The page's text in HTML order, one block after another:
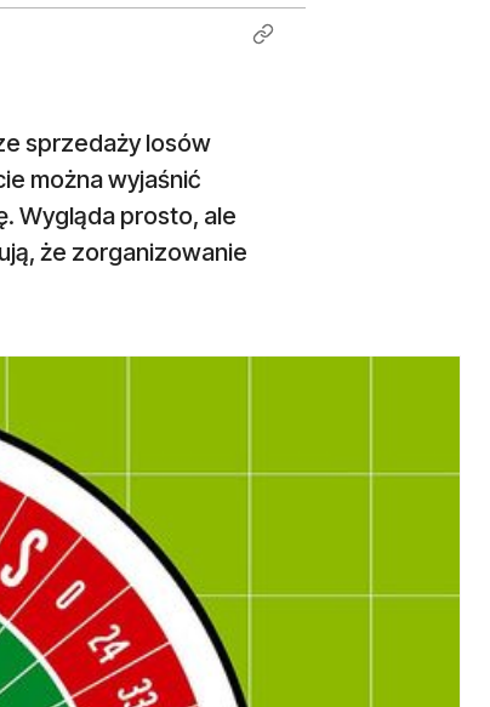
sprzedaży losów
można wyjaśnić
Wygląda prosto, ale
że zorganizowanie